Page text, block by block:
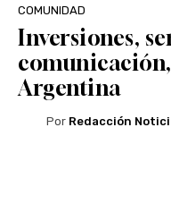
COMUNIDAD
Inversiones,
Argentina
Por Redacción